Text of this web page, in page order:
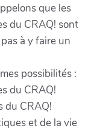
que les
du CRAQ! sont
à y faire un
possibilités :
du CRAQ!
du CRAQ!
et de la vie